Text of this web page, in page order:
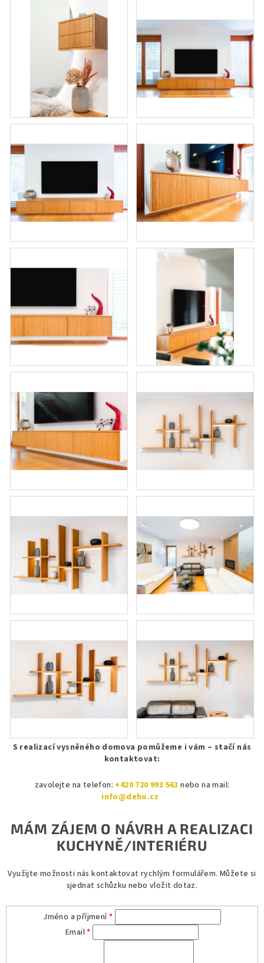
S realizací vysněného domova pomůžeme i vám – stačí nás
kontaktovat:
zavolejte na telefon: +420 720 993 563 nebo na mail:
info@deho.cz
MÁM ZÁJEM O NÁVRH A REALIZACI
KUCHYNĚ/INTERIÉRU
Využijte možnosti nás kontaktovat rychlým formulářem. Můžete si
sjednat schůzku nebo vložit dotaz.
Jméno a příjmení*
Email*